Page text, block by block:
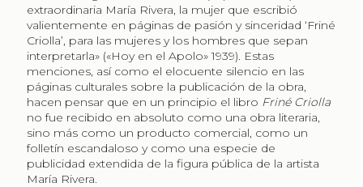
extraordinaria María Rivera, la mujer que escribió
valientemente en páginas de pasión y sinceridad ‘Friné
Criolla’, para las mujeres y los hombres que sepan
interpretarla» («Hoy en el Apolo» 1939). Estas
menciones, así como el elocuente silencio en las
páginas culturales sobre la publicación de la obra,
hacen pensar que en un principio el libro Friné Criolla
no fue recibido en absoluto como una obra literaria,
sino más como un producto comercial, como un
folletín escandaloso y como una especie de
publicidad extendida de la figura pública de la artista
María Rivera.